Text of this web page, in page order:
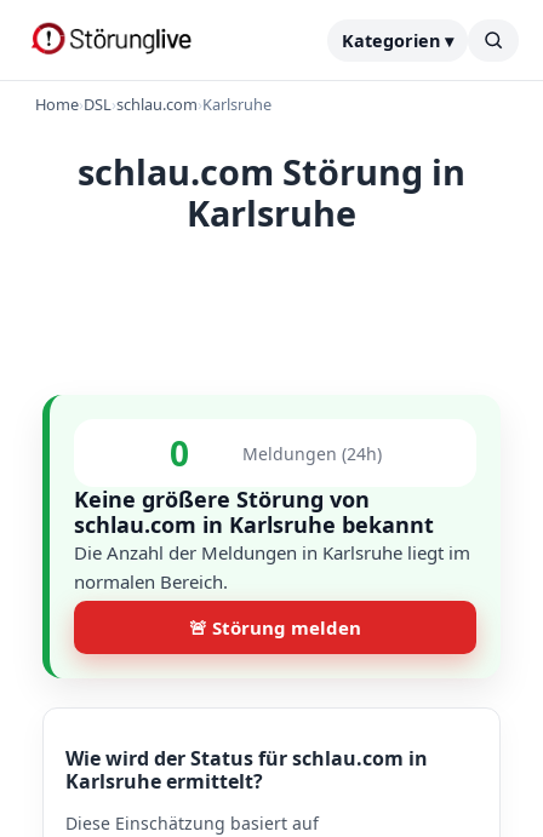
Kategorien ▾
Home›DSL›schlau.com›Karlsruhe
schlau.com Störung in
Karlsruhe
0 Meldungen (24h)
Keine größere Störung von
schlau.com in Karlsruhe bekannt
Die Anzahl der Meldungen in Karlsruhe liegt im
normalen Bereich.
🚨 Störung melden
Wie wird der Status für schlau.com in
Karlsruhe ermittelt?
Diese Einschätzung basiert auf